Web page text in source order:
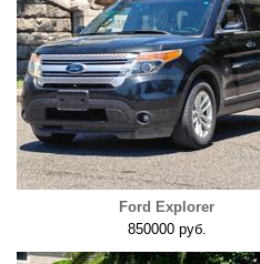
Ford Explorer
850000 руб.